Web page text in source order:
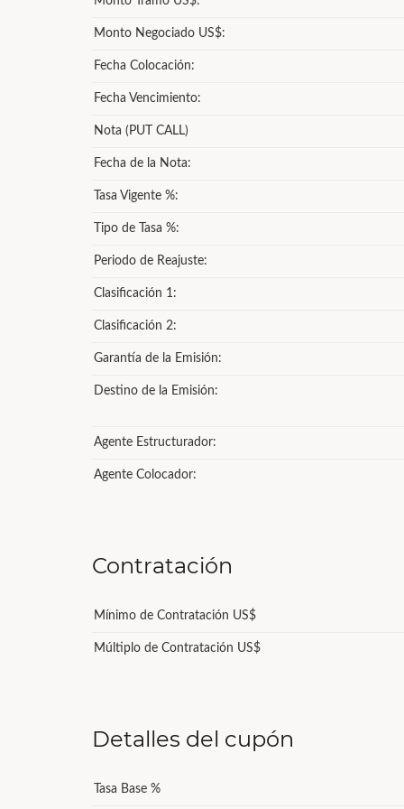
Monto Negociado US$:
Fecha Colocación:
Fecha Vencimiento:
Nota (PUT CALL)
Fecha de la Nota:
Tasa Vigente %:
Tipo de Tasa %:
Periodo de Reajuste:
Clasificación 1:
Clasificación 2:
Garantía de la Emisión:
Destino de la Emisión:
Agente Estructurador:
Agente Colocador:
Contratación
Mínimo de Contratación US$
Múltiplo de Contratación US$
Detalles del cupón
Tasa Base %